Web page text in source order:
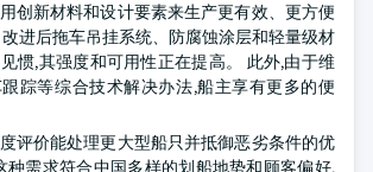
创新材料和设计要素来生产更有效、更方便
进后拖车吊挂系统、防腐蚀涂层和轻量级材
惯,其强度和可用性正在提高。 此外,由于维
踪等综合技术解决办法,船主享有更多的便
评价能处理更大型船只并抵御恶劣条件的优
种需求符合中国多样的划船地势和顾客偏好,